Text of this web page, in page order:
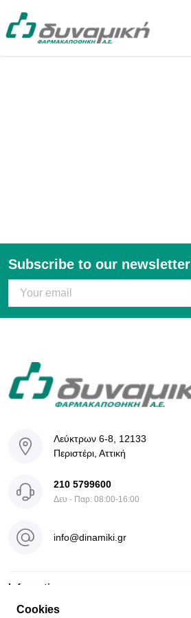
Subscribe to our newsletter
Λεύκτρων 6-8, 12133
Περιστέρι, Αττική
210 5799600
Δευ - Παρ: 08:00-16:00
info@dinamiki.gr
Information
Cookies